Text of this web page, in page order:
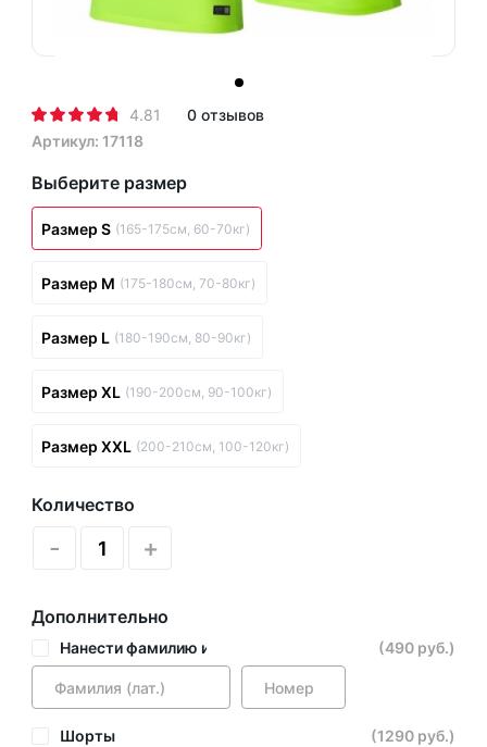
4.81
0 отзывов
Артикул: 17118
Выберите размер
Размер S (165-175см, 60-70кг)
Размер M (175-180см, 70-80кг)
Размер L (180-190см, 80-90кг)
Размер XL (190-200см, 90-100кг)
Размер XXL (200-210см, 100-120кг)
Количество
- +
Дополнительно
Нанести фамилию и номер (490 руб.)
Шорты
(1290 руб.)